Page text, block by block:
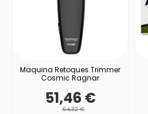
Maquina Retoques Trimmer
Cosmic Ragnar
51,46 €
64,32 €